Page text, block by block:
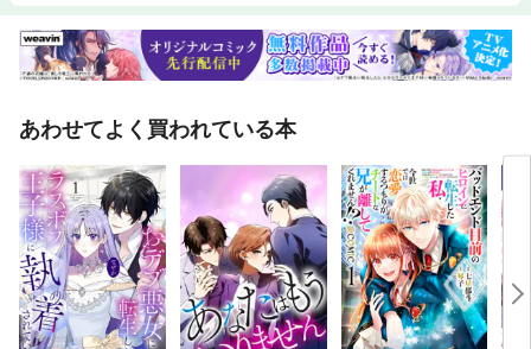
日で経営管理本部取締役に就任、在任2年は累計利益は業種別ダントツNo.
1となった。 その後、5期連続50％超増収のベンチャー企業や、従業員平
均年収1000万円超の少数精鋭企業などの会計顧問をし、数社の非常勤役員
績」を解説し、学生の仕事に対する意識改革に努める。
あわせてよく買われている本